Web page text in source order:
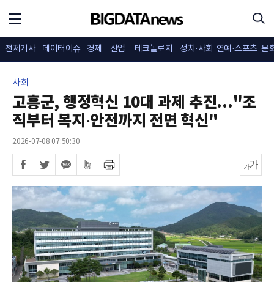
전체기사 데이터이슈 경제 산업 테크놀로지 정치·사회 연예·스포츠 문
사회
고흥군, 행정혁신 10대 과제 추진..."조
직부터 복지·안전까지 전면 혁신"
2026-07-08 07:50:30